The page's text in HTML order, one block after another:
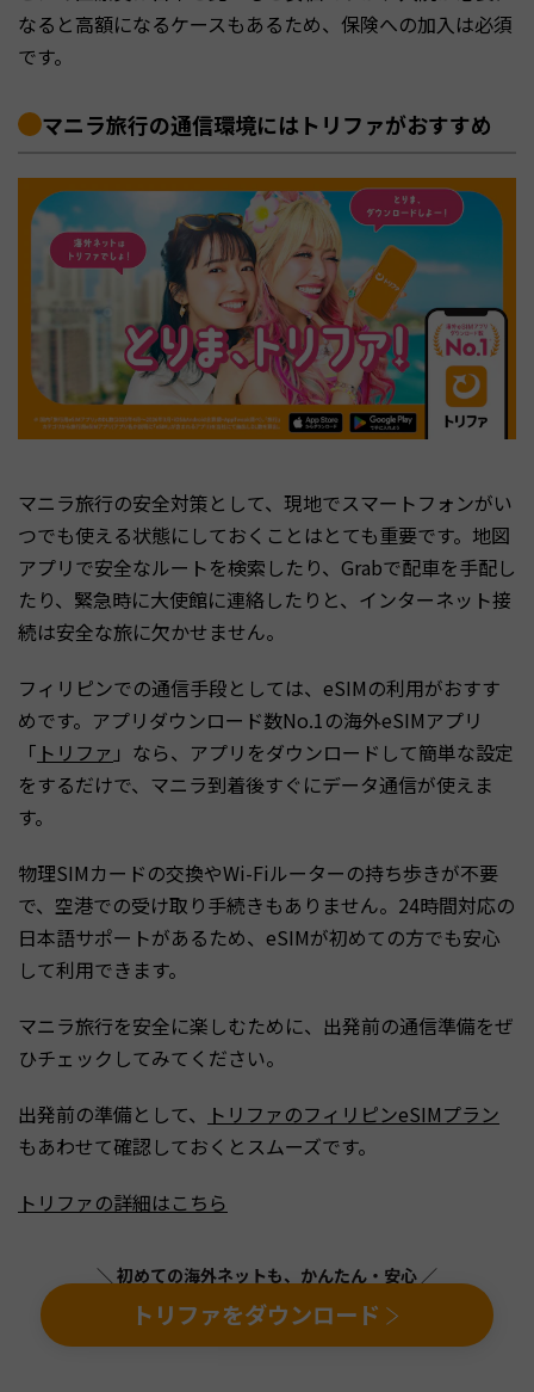
なると高額になるケースもあるため、保険への加入は必須
です。
マニラ旅行の通信環境にはトリファがおすすめ
マニラ旅行の安全対策として、現地でスマートフォンがい
つでも使える状態にしておくことはとても重要です。地図
アプリで安全なルートを検索したり、Grabで配車を手配し
たり、緊急時に大使館に連絡したりと、インターネット接
続は安全な旅に欠かせません。
フィリピンでの通信手段としては、eSIMの利用がおすす
めです。アプリダウンロード数No.1の海外eSIMアプリ
「 トリファ 」なら、アプリをダウンロードして簡単な設定
をするだけで、マニラ到着後すぐにデータ通信が使えま
す。
物理SIMカードの交換やWi-Fiルーターの持ち歩きが不要
で、空港での受け取り手続きもありません。24時間対応の
日本語サポートがあるため、eSIMが初めての方でも安心
して利用できます。
マニラ旅行を安全に楽しむために、出発前の通信準備をぜ
ひチェックしてみてください。
出発前の準備として、
トリファのフィリピンeSIMプラン
もあわせて確認しておくとスムーズです。
トリファの詳細はこちら
＼ 初めての海外ネットも、かんたん・安心 ／
トリファをダウンロード